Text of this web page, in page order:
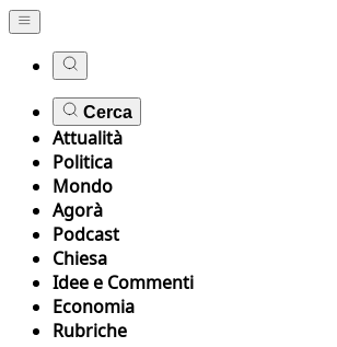
Cerca
Attualità
Politica
Mondo
Agorà
Podcast
Chiesa
Idee e Commenti
Economia
Rubriche